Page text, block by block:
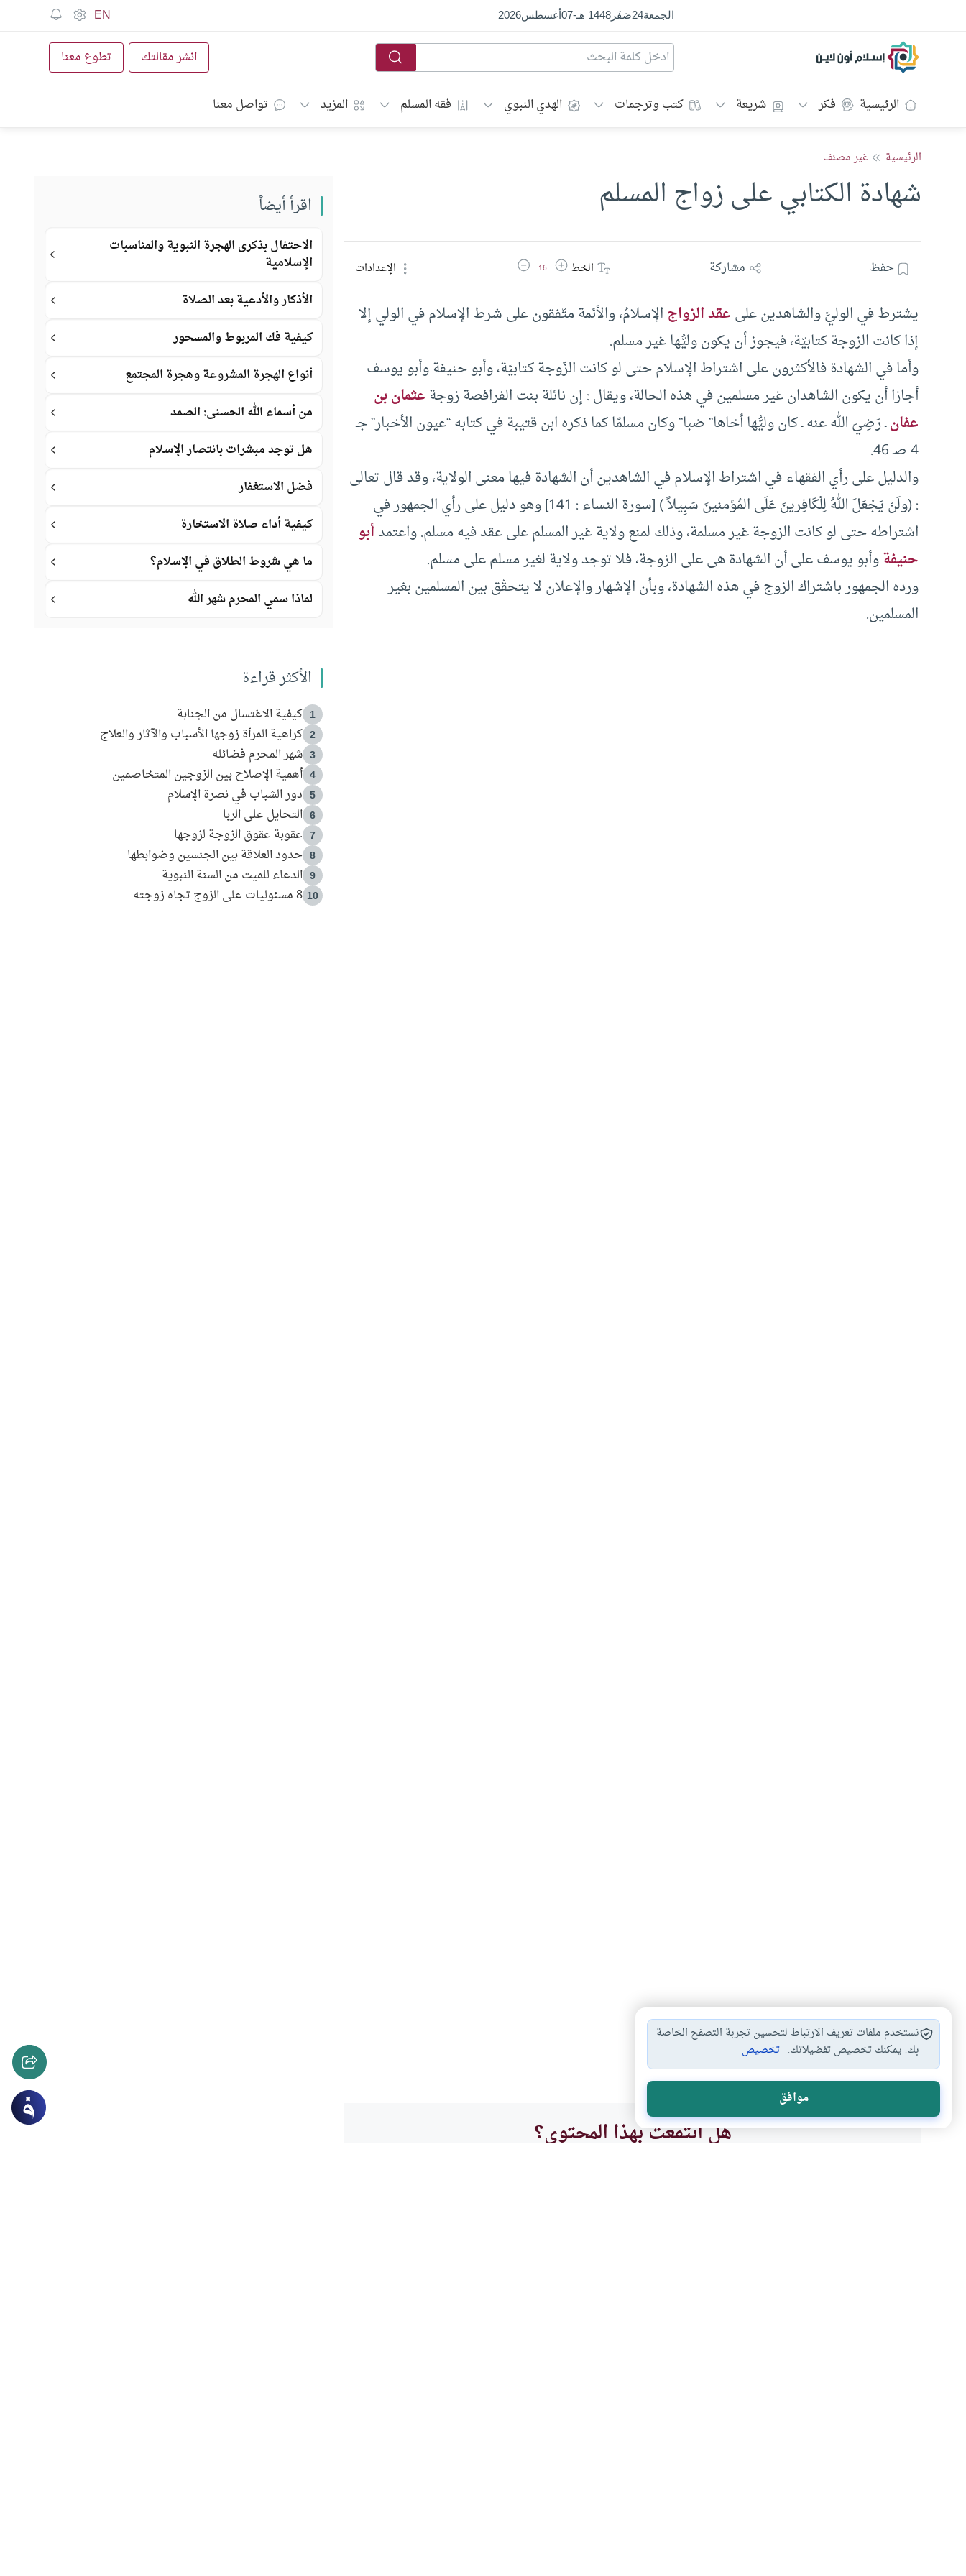
الجمعة24صَفَر1448 هـ -
07أغسطس2026
EN
إسلام أون لاين انشر مقالتك تطوع معنا
الرئيسية فكر شريعة كتب وترجمات الهدي النبوي فقه المسلم المزيد تواصل معنا
الرئيسية غير مصنف
شهادة الكتابي على زواج المسلم
حفظ مشاركة الخطزيادة حجم الخط
16 تقليل حجم الخط الإعدادات
يشترط في الوليِّ والشاهدين علىعقد الزواجالإسلامُ، والأئمة متّفقون على شرط الإسلام في الولي إلا
إذا كانت الزوجة كتابيّة، فيجوز أن يكون وليُّها غير مسلم.
وأما في الشهادة فالأكثرون على اشتراط الإسلام حتى لو كانت الزّوجة كتابيّة، وأبو حنيفة وأبو يوسف
أجازا أن يكون الشاهدان غير مسلمين في هذه الحالة، ويقال : إن نائلة بنت الفرافصة زوجةعثمان بن
عفانـ رَضِيَ الله عنه ـ كان وليُّها أخاها” ضبا” وكان مسلمًا كما ذكره ابن قتيبة في كتابه “عيون الأخبار” جـ
4 صـ 46.
والدليل على رأي الفقهاء في اشتراط الإسلام في الشاهدين أن الشهادة فيها معنى الولاية، وقد قال تعالى
: (ولَنْ يَجْعَلَ اللهُ لِلْكَافِرينَ عَلَى المُؤمنينَ سَبِيلاً ) [سورة النساء : 141] وهو دليل على رأي الجمهور في
اشتراطه حتى لو كانت الزوجة غير مسلمة، وذلك لمنع ولاية غير المسلم على عقد فيه مسلم. واعتمدأبو
حنيفةوأبو يوسف على أن الشهادة هى على الزوجة، فلا توجد ولاية لغير مسلم على مسلم.
ورده الجمهور باشتراك الزوج في هذه الشهادة، وبأن الإشهار والإعلان لا يتحقّق بين المسلمين بغير
المسلمين.
شهادة غير المسلم عقد زواج المسلم شرط الإسلام في…
هل انتفعت بهذا المحتوى؟
اقرأ أيضاً
الاحتفال بذكرى الهجرة النبوية والمناسبات
الإسلامية
الأذكار والأدعية بعد الصلاة
كيفية فك المربوط والمسحور
أنواع الهجرة المشروعة وهجرة المجتمع
من أسماء الله الحسنى: الصمد
هل توجد مبشرات بانتصار الإسلام
فضل الاستغفار
كيفية أداء صلاة الاستخارة
ما هي شروط الطلاق في الإسلام؟
لماذا سمي المحرم شهر الله
الأكثر قراءة
1 كيفية الاغتسال من الجنابة
2 كراهية المرأة زوجها الأسباب والآثار والعلاج
3 شهر المحرم فضائله
4 أهمية الإصلاح بين الزوجين المتخاصمين
5 دور الشباب في نصرة الإسلام
6 التحايل على الربا
7 عقوبة عقوق الزوجة لزوجها
8 حدود العلاقة بين الجنسين وضوابطها
9 الدعاء للميت من السنة النبوية
10 8 مسئوليات على الزوج تجاه زوجته
نستخدم ملفات تعريف الارتباط لتحسين تجربة التصفح الخاصة
بك. يمكنك تخصيص تفضيلاتك. تخصيص
موافق